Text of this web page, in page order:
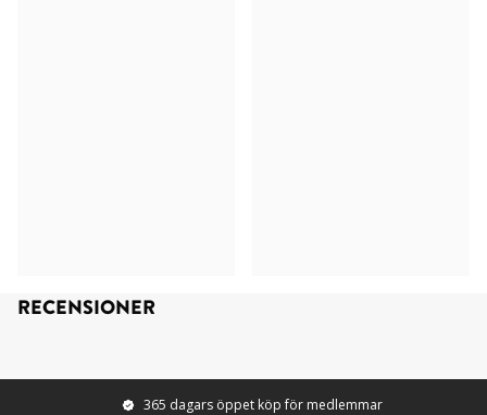
RECENSIONER
365 dagars öppet köp för medlemmar